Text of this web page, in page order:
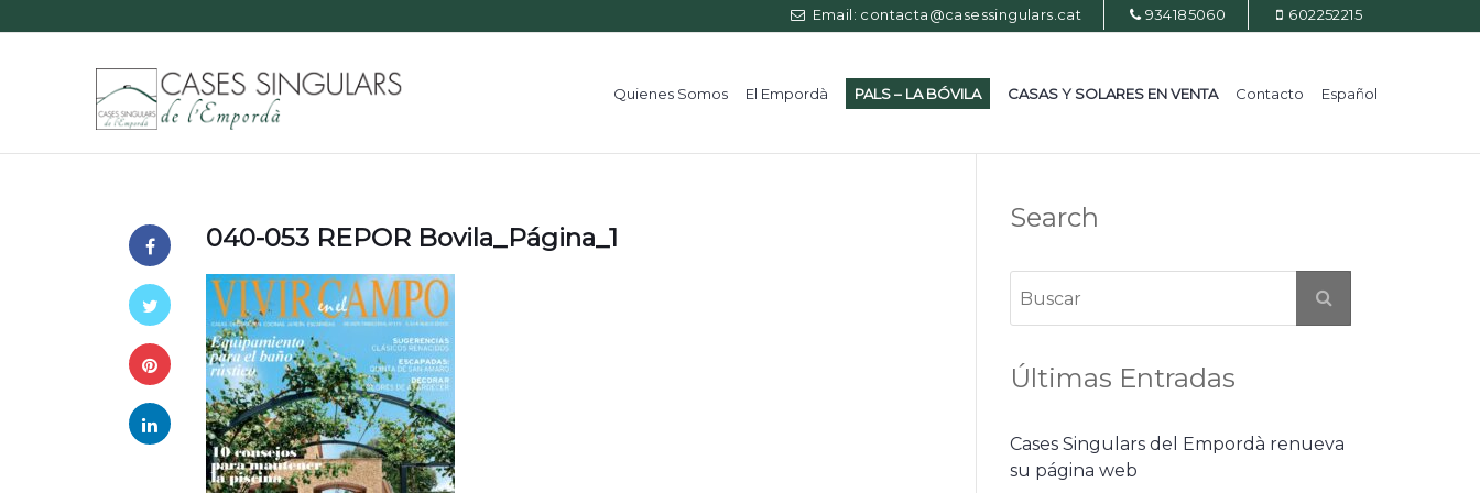
Email: contacta@casessingulars.cat 934185060 602252215
Quienes Somos El Empordà PALS – LA BÓVILA CASAS Y SOLARES EN VENTA Contacto Español
040-053 REPOR Bovila_Página_1
Search
Últimas Entradas
Cases Singulars del Empordà renueva
su página web